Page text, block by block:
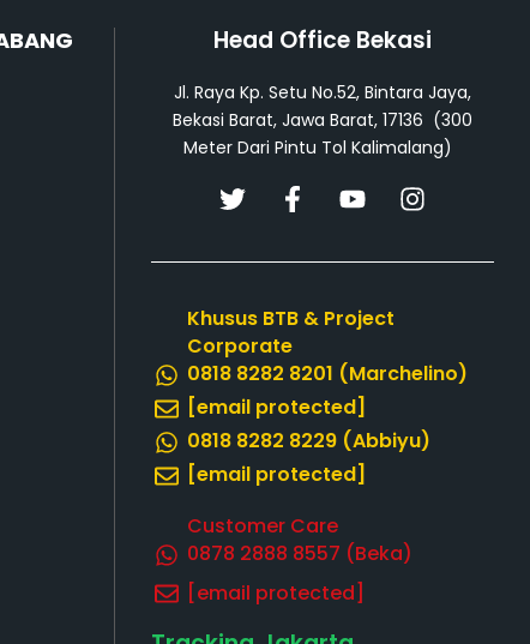
Head Office Bekasi
Jl. Raya Kp. Setu No.52, Bintara Jaya,
Bekasi Barat, Jawa Barat, 17136 (300
Meter Dari Pintu Tol Kalimalang)
T
e
r
F
b
o
o
k
-
f
Y
u
b
I
a
Khusus BTB & Project
Corporate
0818 8282 8201 (Marchelino)
[email protected]
0818 8282 8229 (Abbiyu)
[email protected]
Customer Care
0878 2888 8557‬ (Beka)
[email protected]